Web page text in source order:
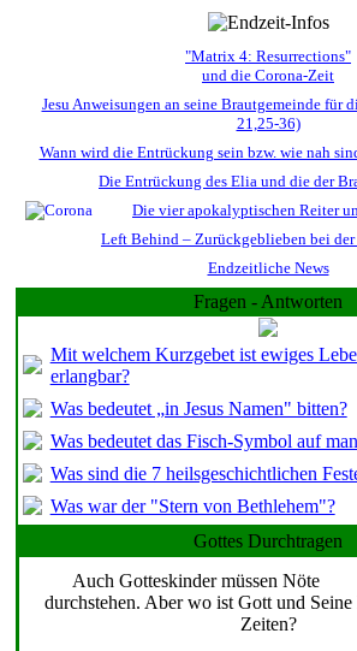
"Matrix 4: Resurrections"
und die Corona-Zeit
Jesu Anweisungen an seine Brautgemeinde für
21,25-36)
Wann wird die Entrückung sein bzw. wie nah
Die Entrückung des Elia und die der
Die vier apokalyptischen Reiter
Left Behind – Zurückgeblieben bei
Endzeitliche News
Fragen - Antworten
Mit welchem Kurzgebet ist ewiges
erlangbar?
Was bedeutet „in Jesus Namen" bitten?
Was bedeutet das Fisch-Symbol auf
Was sind die 7 heilsgeschichtlichen
Was war der "Stern von Bethlehem"?
Gottes Durchtragen
Auch Gotteskinder müssen Nöte
durchstehen. Aber wo ist Gott und
Zeiten?